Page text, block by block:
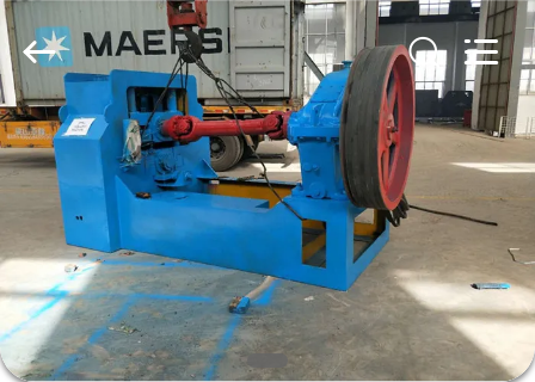
منزل،
بيت
منتجات
عرض
الواقع
Junxi
Group
Co.,
Ltd..
All
Rights
Reserved.
Developed
by
ECER